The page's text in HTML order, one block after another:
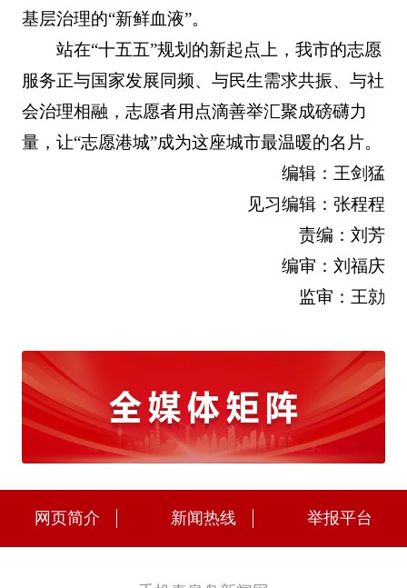
基层治理的“新鲜血液”。
站在“十五五”规划的新起点上，我市的志愿
服务正与国家发展同频、与民生需求共振、与社
会治理相融，志愿者用点滴善举汇聚成磅礴力
量，让“志愿港城”成为这座城市最温暖的名片。
编辑：王剑猛
见习编辑：张程程
责编：刘芳
编审：刘福庆
监审：王勍
网页简介 新闻热线 举报平台